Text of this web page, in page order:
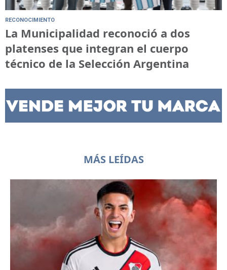
RECONOCIMIENTO
La Municipalidad reconoció a dos
platenses que integran el cuerpo
técnico de la Selección Argentina
MÁS LEÍDAS